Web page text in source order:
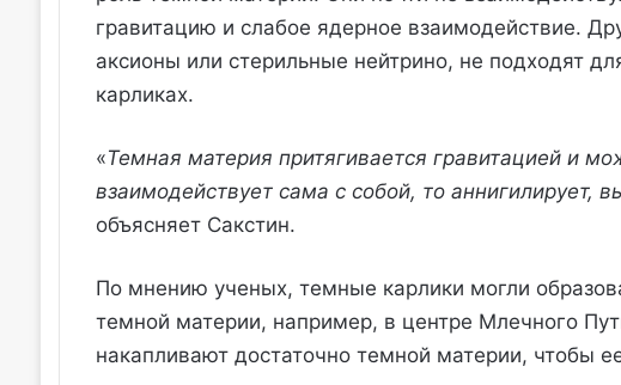
гравитацию и слабое ядерное взаимодействие.
аксионы или стерильные нейтрино, не подходят
карликах.
«Темная материя притягивается гравитацией и
взаимодействует сама с собой, то аннигилирует,
объясняет Сакстин.
По мнению ученых, темные карлики могли
темной материи, например, в центре Млечного
накапливают достаточно темной материи, чтобы